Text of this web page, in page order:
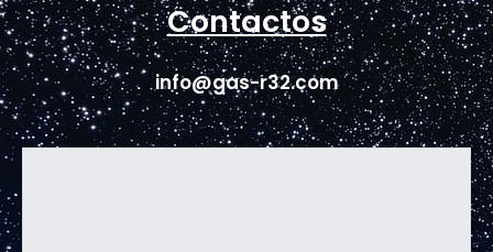
Contactos
info@gas-r32.com